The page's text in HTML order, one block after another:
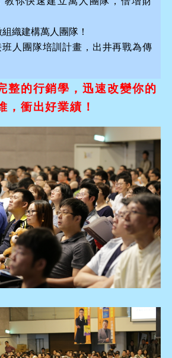
織建構萬人團隊！
人團隊培訓計畫，出井再戰為傳
整的行銷學，迅速改變你的
，衝出好業績！